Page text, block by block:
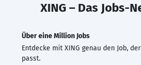
XING – Das Jobs-
Über eine Million Jobs
Entdecke mit XING genau den Job,
passt.